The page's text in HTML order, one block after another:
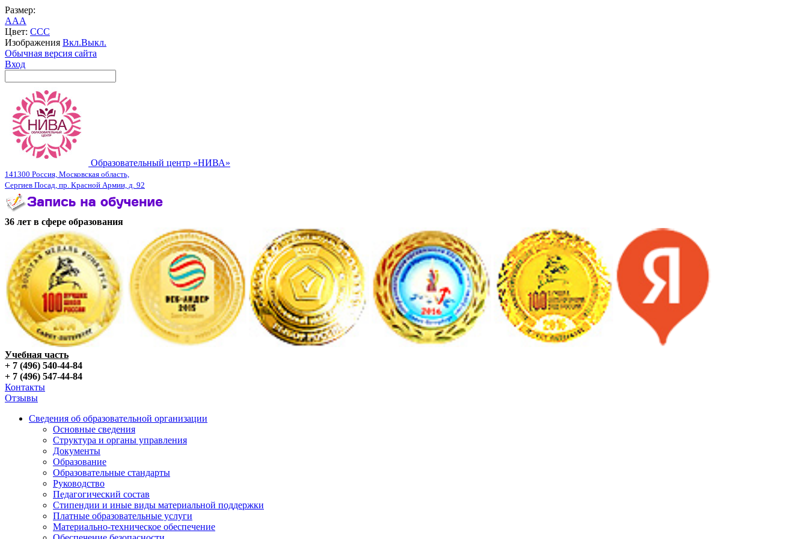
Размер:
AAA
Цвет: CCC
Изображения Вкл.Выкл.
Обычная версия сайта
Вход
Образовательный центр «НИВА»
141300 Россия, Московская область,
Сергиев Посад, пр. Красной Армии, д. 92
36 лет в сфере образования
Учебная часть
+ 7 (496) 540-44-84
+ 7 (496) 547-44-84
Контакты
Отзывы
Сведения об образовательной организации
Основные сведения
Структура и органы управления
Документы
Образование
Образовательные стандарты
Руководство
Педагогический состав
Стипендии и иные виды материальной поддержки
Платные образовательные услуги
Материально-техническое обеспечение